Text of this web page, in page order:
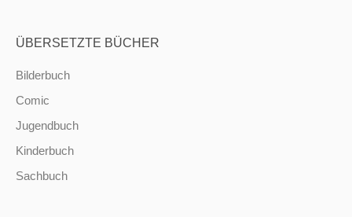
ÜBERSETZTE BÜCHER
Bilderbuch
Comic
Jugendbuch
Kinderbuch
Sachbuch